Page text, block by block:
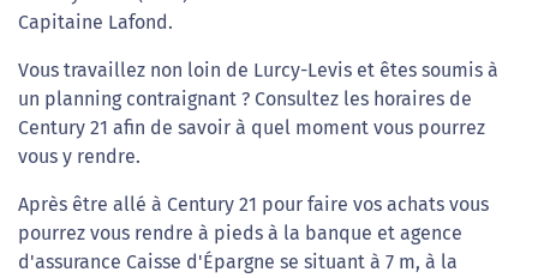
Capitaine Lafond.
Vous travaillez non loin de Lurcy-Levis et êtes soumis à
un planning contraignant ? Consultez les horaires de
Century 21 afin de savoir à quel moment vous pourrez
vous y rendre.
Après être allé à Century 21 pour faire vos achats vous
pourrez vous rendre à pieds à la banque et agence
d'assurance Caisse d'Épargne se situant à 7 m, à la